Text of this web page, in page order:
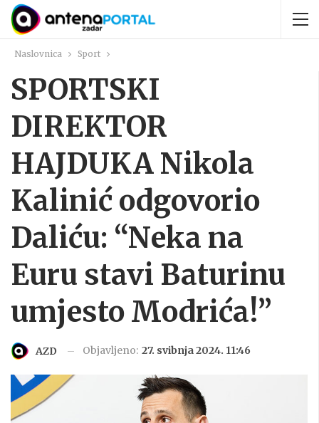
Naslovnica Sport
SPORTSKI
DIREKTOR
HAJDUKA Nikola
Kalinić odgovorio
Daliću: “Neka na
Euru stavi Baturinu
umjesto Modrića!”
AZD Objavljeno: 27. svibnja 2024. 11:46